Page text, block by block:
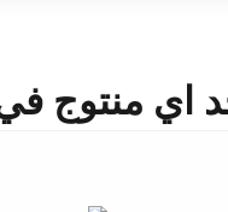
اي منتوج